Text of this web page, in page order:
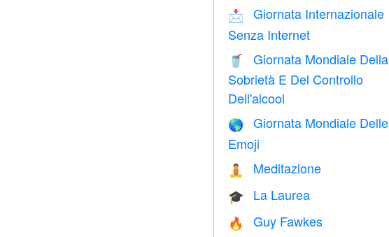
📩
Giornata Internazionale
Senza Internet
🥤
Giornata Mondiale Della
Sobrietà E Del Controllo
Dell'alcool
🌎
Giornata Mondiale Delle
Emoji
🧘 Meditazione
🎓 La Laurea
🔥 Guy Fawkes